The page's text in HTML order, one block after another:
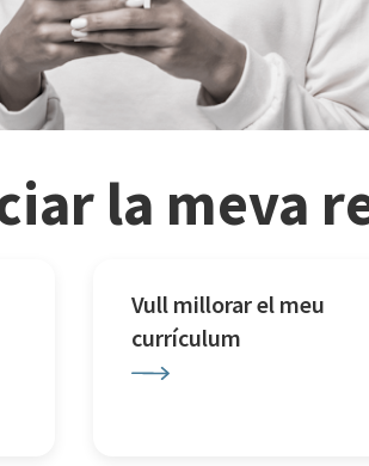
la meva
Vull millorar el meu
currículum